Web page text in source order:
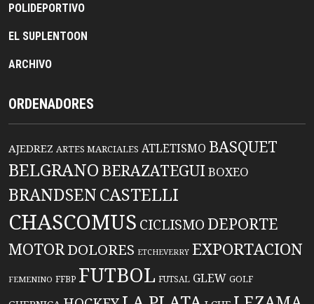
POLIDEPORTIVO
EL SUPLENTOON
ARCHIVO
ORDENADORES
AJEDREZ ARTES MARCIALES ATLETISMO BASQUET
BELGRANO BERAZATEGUIBOXEO
BRANDSENCASTELLI
CHASCOMUS CICLISMO DEPORTE
MOTORDOLORES ETCHEVERRY EXPORTACION
FEMENINO FFBP FUTBOL FUTSAL GLEW GOLF